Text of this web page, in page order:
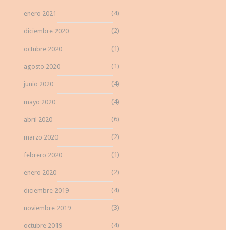
enero 2021 (4)
diciembre 2020 (2)
octubre 2020 (1)
agosto 2020 (1)
junio 2020 (4)
mayo 2020 (4)
abril 2020 (6)
marzo 2020 (2)
febrero 2020 (1)
enero 2020 (2)
diciembre 2019 (4)
noviembre 2019 (3)
octubre 2019 (4)